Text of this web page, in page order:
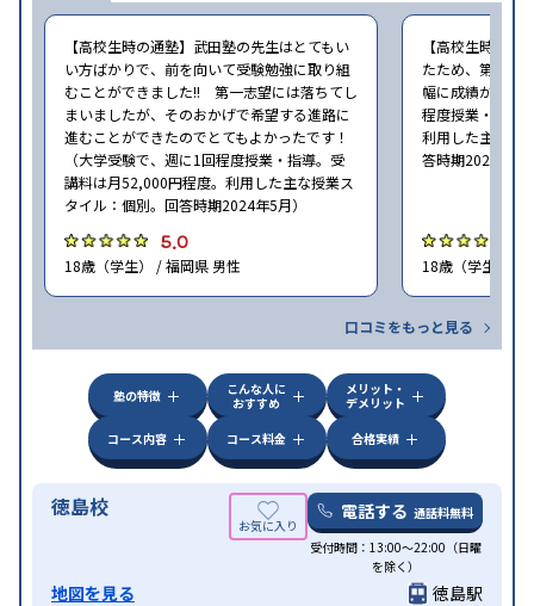
【高校生時の通塾】武田塾の先生はとてもい
い方ばかりで、前を向いて受験勉強に取り組
むことができました!! 第一志望には落ちてし
まいましたが、そのおかげで希望する進路に
進むことができたのでとてもよかったです！
（大学受験で、週に1回程度授業・指導。受
講料は月52,000円程度。利用した主な授業ス
タイル：個別。回答時期2024年5月）
5.0
18歳（学生） / 福岡県 男性
【高校生時の通
たため、第一志
幅に成績が向上
程度授業・指導
利用した主な授
答時期2024年5
18歳（学生） /
口コミをもっと見る
塾の特徴
こんな人に
おすすめ
メリット・
デメリット
コース内容
コース料金 合格実績
徳島校 電話する 通話料無料
受付時間：13:00～22:00（日曜
を除く）
地図を見る 徳島駅